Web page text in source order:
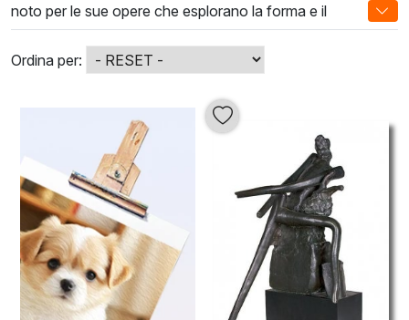
noto per le sue opere che esplorano la forma e il
movimento. Le sue pitture a olio, caratterizzate da una
ricca tavolozza e una tecnica audace, portano in vita una
fusione unica di astratto e figurativo, catturando l'essenza
della condizione umana. Nakian utilizza pennellate fluide e
composizioni dinamiche per creare un senso di profondità
e emozione nelle sue opere.
Reuben Nakian significa arricchire il proprio spazio con un
pezzo che stimola la riflessione e l'ispirazione. Le sue
opere non sono solo decorazioni, ma veri e propri dialoghi
visivi che trasformano ogni ambiente, rendendolo un luogo
di eleganza e creatività. Scopri l'arte di Nakian e lasciati
avvolgere dalla sua inconfondibile bellezza.
Ordina per: